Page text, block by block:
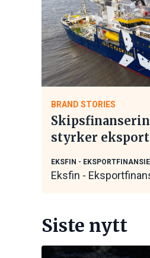
BRAND STORIES
styrker
EKSFIN -
Eksfin -
Siste nytt